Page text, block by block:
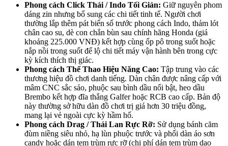
Phong cách Click Thái / Indo Tối Giản: Giữ nguyên phom
dáng zin nhưng bổ sung các chi tiết tinh tế. Người chơi
thường lắp thêm pát biển số trước phong cách Indo, thảm lót
chân cao su, dè con chắn bùn sau chính hãng Honda (giá
khoảng 225.000 VNĐ) kết hợp cùng ốp pô trong suốt hoặc
nắp nồi trong suốt để lộ chi tiết máy vận hành bên trong cực
kỳ kích thích thị giác.
Phong cách Thể Thao Hiệu Năng Cao: Tập trung vào các
thương hiệu đồ chơi danh tiếng. Dàn chân được nâng cấp với
mâm CNC sắc sảo, phuộc sau bình dầu nổi bật, heo dầu
Brembo kết hợp đĩa thắng Galfer hoặc RCB cao cấp. Bản độ
này thường sở hữu dàn đồ chơi trị giá hơn 30 triệu đồng,
mang lại vẻ ngoài cực kỳ hầm hố.
Phong cách Drag / Thái Lan Rực Rỡ: Sử dụng bánh căm
đùm niềng siêu nhỏ, hạ lùn phuộc trước và phối dàn áo sơn
candy hoặc dán tem trùm rực rỡ (chi phí dán tem trùm dao